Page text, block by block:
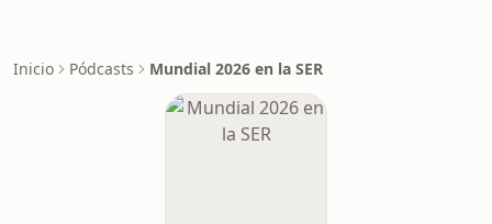
Inicio Pódcasts Mundial 2026 en la SER